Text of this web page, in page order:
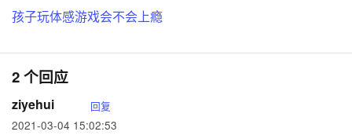
孩子玩体感游戏会不会上瘾
2 个回应
ziyehui 回复
2021-03-04 15:02:53